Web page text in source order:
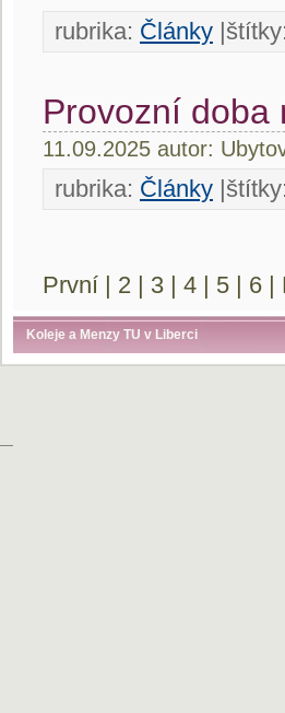
rubrika: Články |štítky:
Provozní doba
11.09.2025 autor:
rubrika: Články |štítky:
První | 2 | 3 | 4 | 5 | 6 |
Koleje a Menzy TU v Liberci